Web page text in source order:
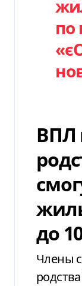
по
ВПЛ
до
Члены